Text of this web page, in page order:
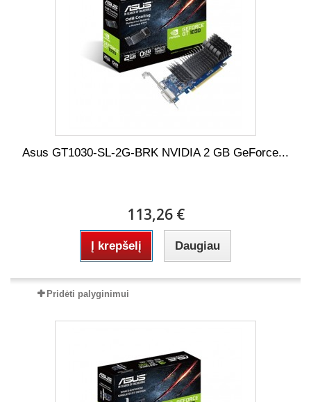
Asus GT1030-SL-2G-BRK NVIDIA 2 GB GeForce...
113,26 €
Į krepšelį Daugiau
Pridėti palyginimui